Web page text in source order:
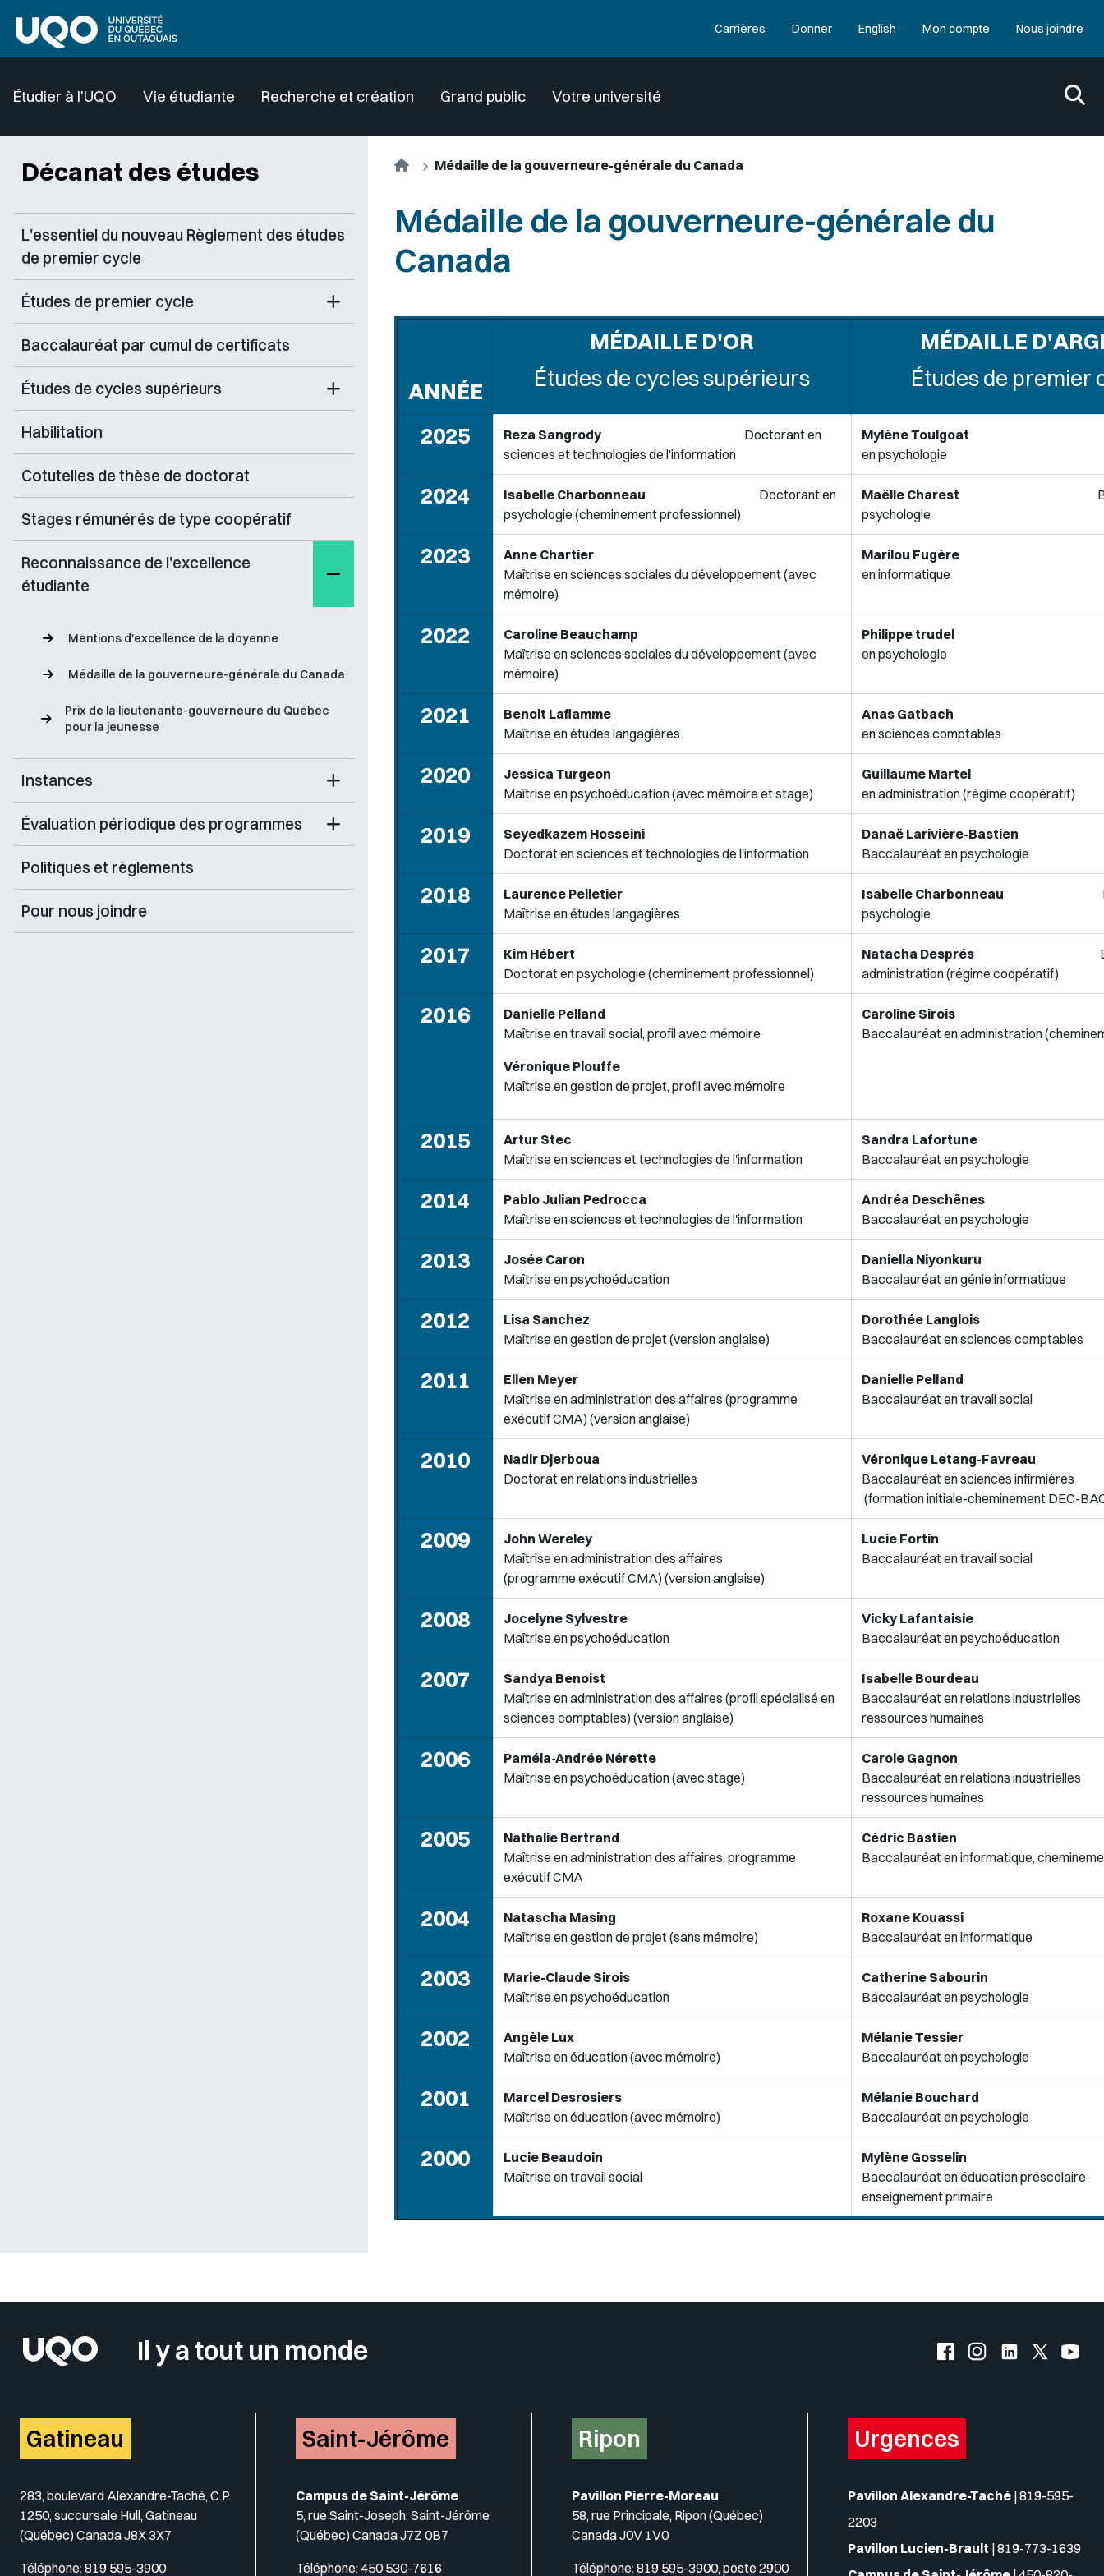
Carrières Donner English Mon compte Nous joindre
Étudier à l'UQO Vie étudiante Recherche et création Grand public Votre université
Décanat des études
L'essentiel du nouveau Règlement des études
de premier cycle
Études de premier cycle
Baccalauréat par cumul de certificats
Études de cycles supérieurs
Habilitation
Cotutelles de thèse de doctorat
Stages rémunérés de type coopératif
Reconnaissance de l'excellence
étudiante
Mentions d'excellence de la doyenne
Médaille de la gouverneure-générale du Canada
Prix de la lieutenante-gouverneure du Québec
pour la jeunesse
Instances
Évaluation périodique des programmes
Politiques et règlements
Pour nous joindre
AccueilMédaille de la gouverneure-générale du Canada
Médaille de la gouverneure-générale du
Canada
ANNÉE
MÉDAILLE D'OR
Études de cycles supérieurs
MÉDAILLE
Études de premier
2025 Reza SangrodyDoctorant en
sciences et technologies de l'information
Mylène Toulgoat
en psychologie
2024 Isabelle Charbonneau Doctorant en
psychologie (cheminement professionnel)
Maëlle Charest
psychologie
2023
Anne Chartier
Maîtrise en sciences sociales du développement (avec
mémoire)
Marilou Fugère
en informatique
2022
Caroline Beauchamp
Maîtrise en sciences sociales du développement (avec
mémoire)
Philippe trudel
en psychologie
2021
Benoit Laflamme
Maîtrise en études langagières
Anas Gatbach
en sciences comptables
2020
Jessica Turgeon
Maîtrise en psychoéducation (avec mémoire et stage)
Guillaume
en administration (régime coopératif)
2019
Seyedkazem Hosseini
Doctorat en sciences et technologies de l'information
Danaë Larivière-
Baccalauréat en psychologie
2018
Laurence Pelletier
Maîtrise en études langagières
Isabelle Charbonneau
psychologie
2017
Kim Hébert
Doctorat en psychologie (cheminement professionnel)
Natacha Després
administration (régime coopératif)
2016
Danielle Pelland
Maîtrise en travail social, profil avec mémoire
Véronique Plouffe
Maîtrise en gestion de projet, profil avec mémoire
Caroline Sirois
Baccalauréat en administration
2015
Artur Stec
Maîtrise en sciences et technologies de l'information
Sandra Lafortune
Baccalauréat en psychologie
2014
Pablo Julian Pedrocca
Maîtrise en sciences et technologies de l'information
Andréa Deschênes
Baccalauréat en psychologie
2013
Josée Caron
Maîtrise en psychoéducation
Daniella Niyonkuru
Baccalauréat en génie informatique
2012
Lisa Sanchez
Maîtrise en gestion de projet (version anglaise)
Dorothée Langlois
Baccalauréat en sciences comptables
2011
Ellen Meyer
Maîtrise en administration des affaires (programme
exécutif CMA) (version anglaise)
Danielle Pelland
Baccalauréat en travail social
2010
Nadir Djerboua
Doctorat en relations industrielles
Véronique Letang-Favreau
Baccalauréat en sciences
(formation initiale-cheminement DEC-
2009
John Wereley
Maîtrise en administration des affaires
(programme exécutif CMA) (version anglaise)
Lucie Fortin
Baccalauréat en travail social
2008
Jocelyne Sylvestre
Maîtrise en psychoéducation
Vicky Lafantaisie
Baccalauréat en psychoéducation
2007
Sandya Benoist
Maîtrise en administration des affaires (profil spécialisé en
sciences comptables) (version anglaise)
Isabelle Bourdeau
Baccalauréat en relations
ressources humaines
2006
Paméla-Andrée Nérette
Maîtrise en psychoéducation (avec stage)
Carole Gagnon
Baccalauréat en relations
ressources humaines
2005
Nathalie Bertrand
Maîtrise en administration des affaires, programme
exécutif CMA
Cédric Bastien
Baccalauréat en informatique,
2004
Natascha Masing
Maîtrise en gestion de projet (sans mémoire)
Roxane Kouassi
Baccalauréat en informatique
2003
Marie-Claude Sirois
Maîtrise en psychoéducation
Catherine Sabourin
Baccalauréat en psychologie
2002
Angèle Lux
Maîtrise en éducation (avec mémoire)
Mélanie Tessier
Baccalauréat en psychologie
2001
Marcel Desrosiers
Maîtrise en éducation (avec mémoire)
Mélanie Bouchard
Baccalauréat en psychologie
2000
Lucie Beaudoin
Maîtrise en travail social
Mylène Gosselin
Baccalauréat en éducation
enseignement primaire
Insérer un pied de page avec des logos
Il y a tout un monde Facebook de l'UQO
Instagram de l'UQO
LinkedIn de
X
Gatineau
283, boulevard Alexandre-Taché, C.P.
1250, succursale Hull, Gatineau
(Québec) Canada J8X 3X7
Téléphone:819 595-3900
Saint-Jérôme
Campus de Saint-Jérôme
5, rue Saint-Joseph, Saint-Jérôme
(Québec) Canada J7Z 0B7
Téléphone:450 530-7616
Ripon
Pavillon Pierre-Moreau
58, rue Principale, Ripon (Québec)
Canada J0V 1V0
Téléphone:819 595-3900, poste 2900
Urgences
Pavillon Alexandre-Taché |819-595-
2203
Pavillon Lucien-Brault |819-773-1639